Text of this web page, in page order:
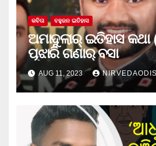
କବିତା ବହୁଜନ ଇତିହାସ
ଅମାଦୁଲାର୍ ଇତିହାସ କଥା
ପୂଝାରି ଗଣାର୍ ବସା
AUG 11, 2023